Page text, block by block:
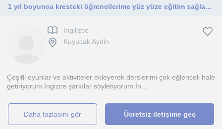
1 yıl boyunca kresteki öğrencilerime yüz yüze eğitim sağladım.Onlara ingizce konuşmalarında ve öğrenmelerinde çok katkım oldu.
Ingilizce
Kuyucak Aydin
Çeşitli oyunlar ve aktiviteler ekleyerek derslerimi çok eğlenceli hale
getiriyorum.İngizce şarkılar söyletiyorum.İn...
daha fazlasını gör Ücretsiz iletişime geç